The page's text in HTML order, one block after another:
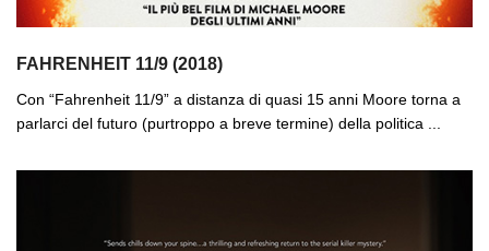
FAHRENHEIT 11/9 (2018)
Con “Fahrenheit 11/9” a distanza di quasi 15 anni Moore torna a
parlarci del futuro (purtroppo a breve termine) della politica ...